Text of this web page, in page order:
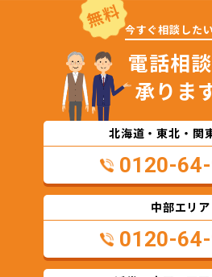
無料 今すぐ相談した
電話相
承りま
北海道・東北・関
0120-
中部エリア
0120-